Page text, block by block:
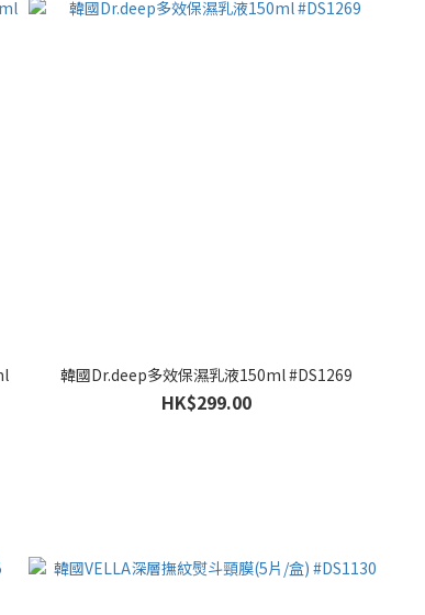
韓國Dr.deep多效保濕乳液150ml #DS1269
HK$299.00